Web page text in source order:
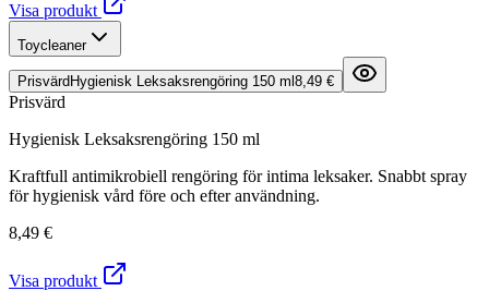
Visa produkt
Toycleaner
Prisvärd Hygienisk Leksaksrengöring 150 ml 8,49 €
Prisvärd
Hygienisk Leksaksrengöring 150 ml
Kraftfull antimikrobiell rengöring för intima leksaker. Snabbt spray
för hygienisk vård före och efter användning.
8,49 €
Visa produkt